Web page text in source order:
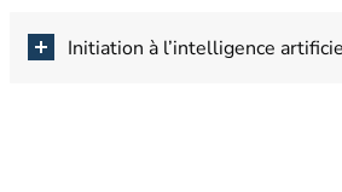
Initiation à l’intelligence